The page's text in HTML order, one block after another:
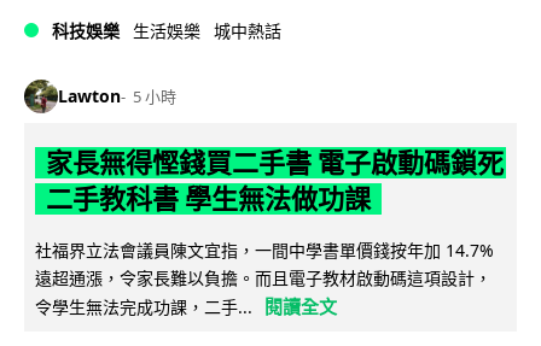
科技娛樂 生活娛樂 城中熱話
Lawton 5 小時
家長無得慳錢買二手書 電子啟動碼鎖死
二手教科書 學生無法做功課
社福界立法會議員陳文宜指，一間中學書單價錢按年加 14.7%
遠超通漲，令家長難以負擔。而且電子教材啟動碼這項設計，
令學生無法完成功課，二手...
閱讀全文